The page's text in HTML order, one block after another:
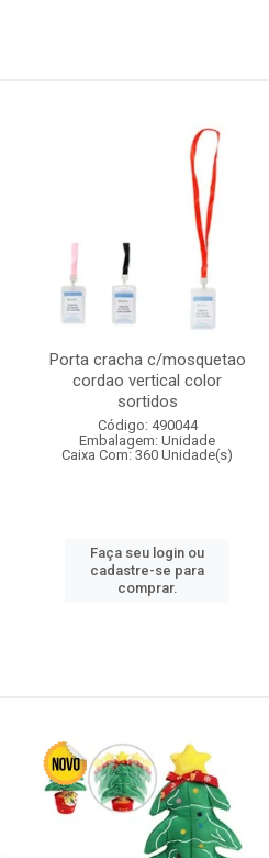
Porta cracha c/mosquetao
cordao vertical color
sortidos
Código: 490044
Embalagem: Unidade
Caixa Com: 360 Unidade(s)
Faça seu login ou
cadastre-se para
comprar.